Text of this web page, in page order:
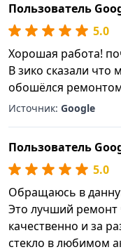
Пользователь
5.0
Хорошая работа!
В зико сказали что
обошёлся
Источник: Google
Пользователь
5.0
Обращаюсь в
Это лучший ремонт
качественно и за
стекло в любимом